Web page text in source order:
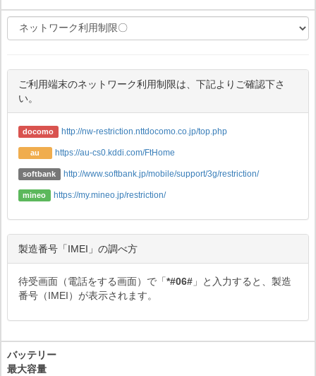
ご利用端末のネットワーク利用制限は、下記よりご確認下さ
い。
docomo http://nw-restriction.nttdocomo.co.jp/top.php
au https://au-cs0.kddi.com/FtHome
softbank http://www.softbank.jp/mobile/support/3g/restriction/
mineo https://my.mineo.jp/restriction/
製造番号「IMEI」の調べ方
待受画面（電話をする画面）で「*#06# 」と入力すると、製造
番号（IMEI）が表示されます。
バッテリー
最大容量